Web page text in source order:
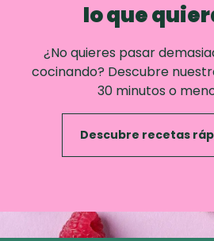
lo que
¿No quieres pasar
cocinando? Descubre
30 minutos o
Descubre recetas